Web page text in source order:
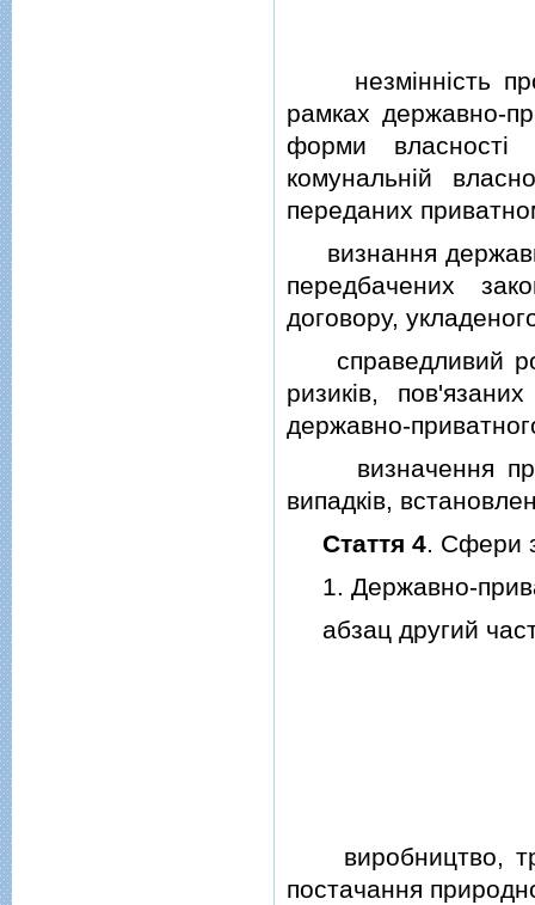
незмiннiсть
рамках державно-
форми власностi
комунальнiй
переданих
визнання
передбачених
договору,
справедливий
ризикiв,
державно-
визначення
випадкiв,
Стаття 4. Сфери
1. Державно-
абзац другий
виробництво,
постачання